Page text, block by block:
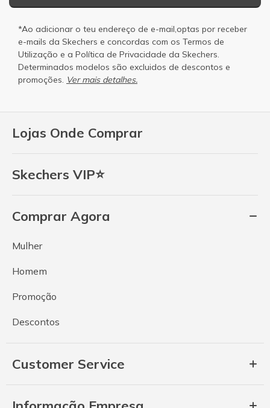
Lojas Onde Comprar
Skechers VIP⭐
Comprar Agora
Mulher
Homem
Promoção
Descontos
Customer Service
*Ao adicionar o teu endereço de e-mail,optas por receber
e-mails da Skechers e concordas com os Termos de
Utilização e a Política de Privacidade da Skechers.
Determinados modelos são excluidos de descontos e
promoções. Ver mais detalhes.